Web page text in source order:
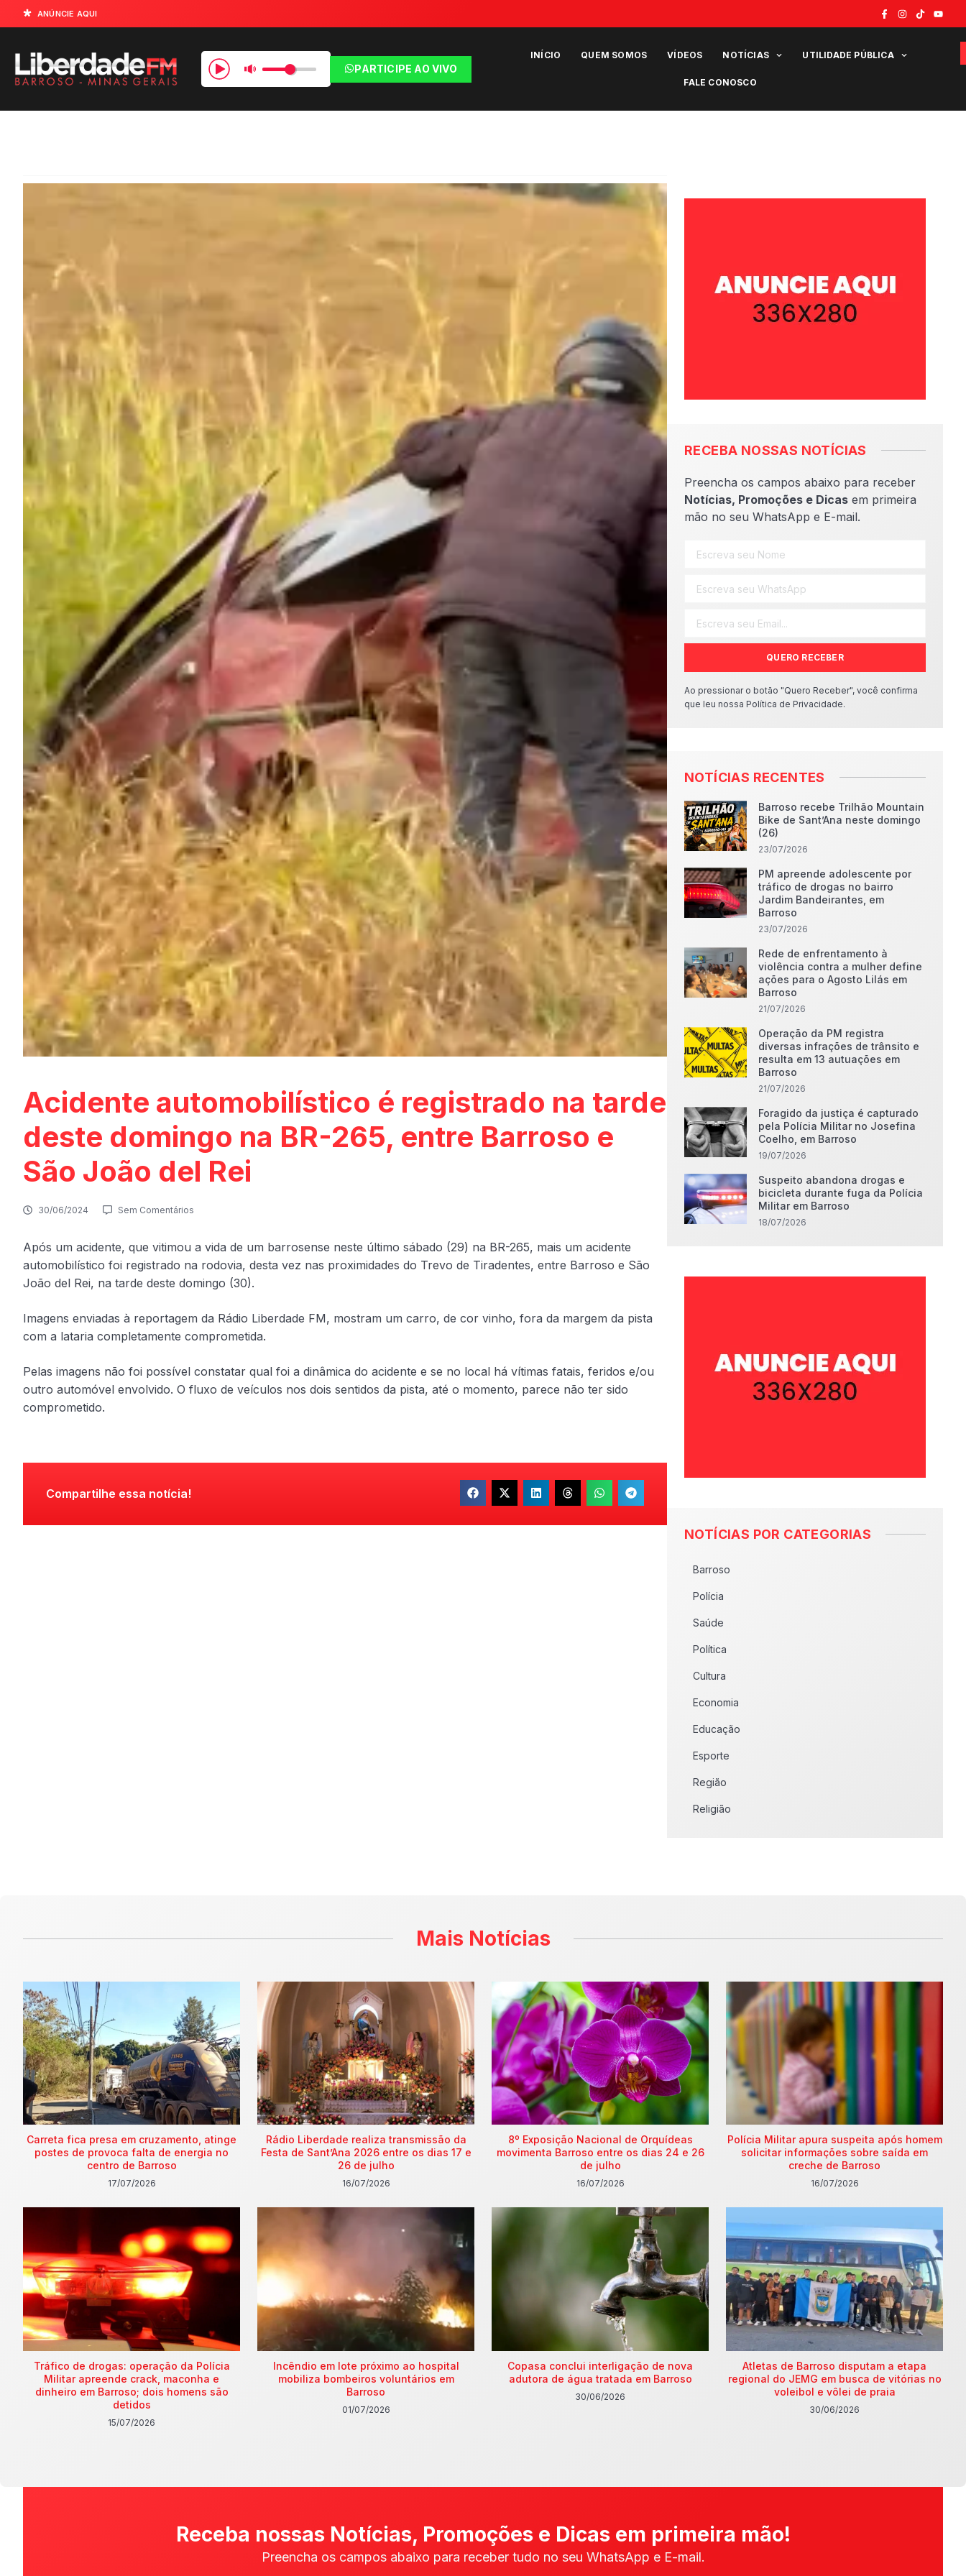
ANÚNCIE AQUI
PARTICIPE AO VIVO
INÍCIO QUEM SOMOS VÍDEOS NOTÍCIAS UTILIDADE PÚBLICA
FALE CONOSCO
Acidente automobilístico é registrado na tarde
deste domingo na BR-265, entre Barroso e
São João del Rei
30/06/2024 Sem Comentários
Após um acidente, que vitimou a vida de um barrosense neste último sábado (29) na BR-265, mais um acidente
automobilístico foi registrado na rodovia, desta vez nas proximidades do Trevo de Tiradentes, entre Barroso e São
João del Rei, na tarde deste domingo (30).
Imagens enviadas à reportagem da Rádio Liberdade FM, mostram um carro, de cor vinho, fora da margem da pista
com a lataria completamente comprometida.
Pelas imagens não foi possível constatar qual foi a dinâmica do acidente e se no local há vítimas fatais, feridos e/ou
outro automóvel envolvido. O fluxo de veículos nos dois sentidos da pista, até o momento, parece não ter sido
comprometido.
Compartilhe essa notícia!
RECEBA NOSSAS NOTÍCIAS
Preencha os campos abaixo para receber
Notícias, Promoções e Dicas em primeira
mão no seu WhatsApp e E-mail.
QUERO RECEBER
Ao pressionar o botão "Quero Receber", você confirma
que leu nossa Política de Privacidade.
NOTÍCIAS RECENTES
Barroso recebe Trilhão Mountain
Bike de Sant’Ana neste domingo
(26)
23/07/2026
PM apreende adolescente por
tráfico de drogas no bairro
Jardim Bandeirantes, em
Barroso
23/07/2026
Rede de enfrentamento à
violência contra a mulher define
ações para o Agosto Lilás em
Barroso
21/07/2026
Operação da PM registra
diversas infrações de trânsito e
resulta em 13 autuações em
Barroso
21/07/2026
Foragido da justiça é capturado
pela Polícia Militar no Josefina
Coelho, em Barroso
19/07/2026
Suspeito abandona drogas e
bicicleta durante fuga da Polícia
Militar em Barroso
18/07/2026
NOTÍCIAS POR CATEGORIAS
Barroso
Polícia
Saúde
Política
Cultura
Economia
Educação
Esporte
Região
Religião
Mais Notícias
Carreta fica presa em cruzamento, atinge
postes de provoca falta de energia no
centro de Barroso
17/07/2026
Rádio Liberdade realiza transmissão da
Festa de Sant’Ana 2026 entre os dias 17 e
26 de julho
16/07/2026
8º Exposição Nacional de Orquídeas
movimenta Barroso entre os dias 24 e 26
de julho
16/07/2026
Polícia Militar apura suspeita após homem
solicitar informações sobre saída em
creche de Barroso
16/07/2026
Tráfico de drogas: operação da Polícia
Militar apreende crack, maconha e
dinheiro em Barroso; dois homens são
detidos
15/07/2026
Incêndio em lote próximo ao hospital
mobiliza bombeiros voluntários em
Barroso
01/07/2026
Copasa conclui interligação de nova
adutora de água tratada em Barroso
30/06/2026
Atletas de Barroso disputam a etapa
regional do JEMG em busca de vitórias no
voleibol e vôlei de praia
30/06/2026
Receba nossas Notícias, Promoções e Dicas em primeira mão!
Preencha os campos abaixo para receber tudo no seu WhatsApp e E-mail.